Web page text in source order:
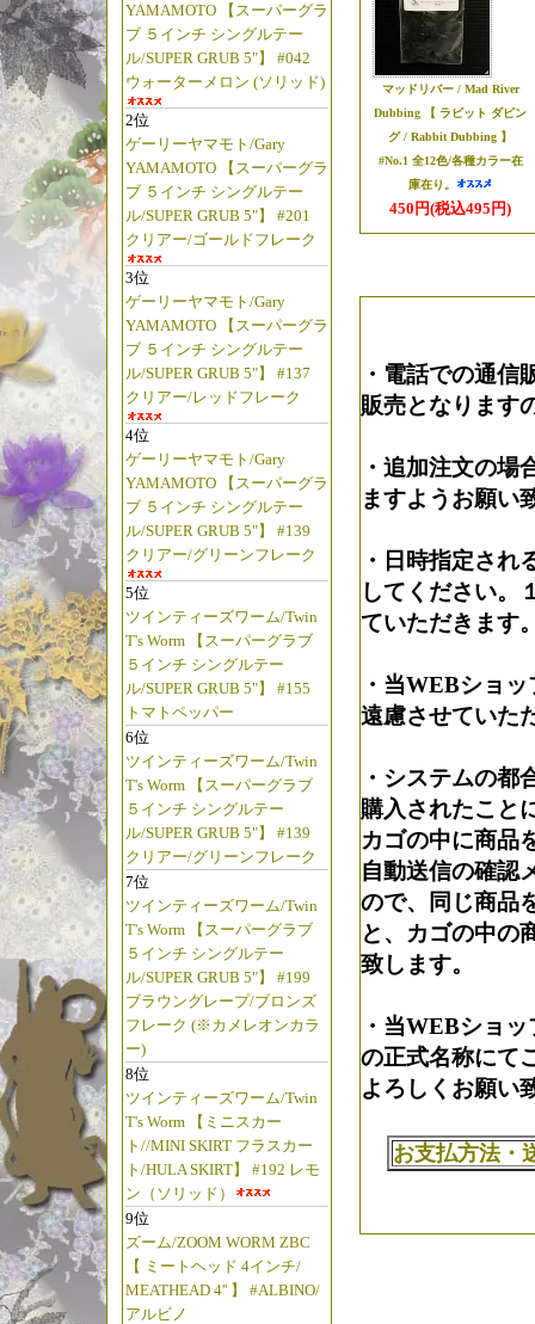
YAMAMOTO 【スーパーグラ
ブ ５インチ シングルテー
ル/SUPER GRUB 5"】 #042
ウォーターメロン (ソリッド)
2位
ゲーリーヤマモト/Gary
YAMAMOTO 【スーパーグラ
ブ ５インチ シングルテー
ル/SUPER GRUB 5"】 #201
クリアー/ゴールドフレーク
3位
ゲーリーヤマモト/Gary
YAMAMOTO 【スーパーグラ
ブ ５インチ シングルテー
ル/SUPER GRUB 5"】 #137
クリアー/レッドフレーク
4位
ゲーリーヤマモト/Gary
YAMAMOTO 【スーパーグラ
ブ ５インチ シングルテー
ル/SUPER GRUB 5"】 #139
クリアー/グリーンフレーク
5位
ツインティーズワーム/Twin
T's Worm 【スーパーグラブ
５インチ シングルテー
ル/SUPER GRUB 5"】 #155
トマトペッパー
6位
ツインティーズワーム/Twin
T's Worm 【スーパーグラブ
５インチ シングルテー
ル/SUPER GRUB 5"】 #139
クリアー/グリーンフレーク
7位
ツインティーズワーム/Twin
T's Worm 【スーパーグラブ
５インチ シングルテー
ル/SUPER GRUB 5"】 #199
ブラウングレープ/ブロンズ
フレーク (※カメレオンカラ
ー)
8位
ツインティーズワーム/Twin
T's Worm 【ミニスカー
ト//MINI SKIRT フラスカー
ト/HULA SKIRT】 #192 レモ
ン（ソリッド）
9位
ズーム/ZOOM WORM ZBC
【 ミートヘッド 4インチ/
MEATHEAD 4'' 】 #ALBINO/
アルビノ
ム!!】再入荷っ!!
【ABU
っ!!
【ABU 2501C
荷っ!!
【ABU 2500C/
入荷っ!!
【ABU用
【ABU 1500C～
“ABUリールの
っ!!”
☆2025年8
【◆ゼログラビ
に
【グラウンド
ましたっ!!
「ゼログラビテ
屋!!」
☆2025年8月
【◆ブライトリ
【リールロッ
【リールロック
【リバーマスタ
ップ 再入荷っ!!
【リバーマスタ
再入荷っ!!
「ブライトリバ
カセあれっ!!
☆2025年6月
【◆ブライトリ
【 UFO・BB
っ!!
ブライトリバ
☆2025年6月
マッドリバー / Mad River
Dubbing 【 ラビット ダビン
グ / Rabbit Dubbing 】
#No.1 全12色/各種カラー在
庫在り。
450円(税込495円)
・電話での通信
販売となります
・追加注文の場
ますようお願い
・日時指定され
してください。
ていただきます
・当WEBショ
遠慮させていた
・システムの都
購入されたこと
カゴの中に商品
自動送信の確認
ので、同じ商品
と、カゴの中の
致します。
・当WEBショ
の正式名称にて
よろしくお願い
お支払方法・